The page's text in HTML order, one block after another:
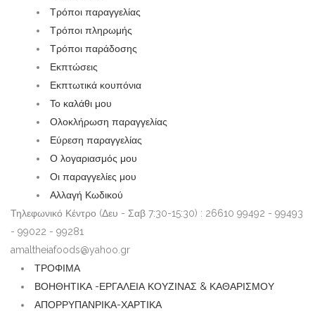
Τρόποι παραγγελίας
Τρόποι πληρωμής
Τρόποι παράδοσης
Εκπτώσεις
Εκπτωτικά κουπόνια
Το καλάθι μου
Ολοκλήρωση παραγγελίας
Εύρεση παραγγελίας
Ο λογαριασμός μου
Οι παραγγελίες μου
Αλλαγή Κωδικού
Τηλεφωνικό Κέντρο (Δευ - Σαβ 7:30-15:30) : 26610 99492 - 99493
- 99022 - 99281
amaltheiafoods@yahoo.gr
ΤΡΟΦΙΜΑ
ΒΟΗΘΗΤΙΚΑ -ΕΡΓΑΛΕΙΑ ΚΟΥΖΙΝΑΣ & ΚΑΘΑΡΙΣΜΟΥ
ΑΠΟΡΡΥΠΑΝΡΙΚΑ-ΧΑΡΤΙΚΑ